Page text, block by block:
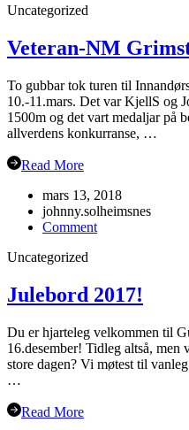
Uncategorized
Veteran-NM
To gubbar tok turen til
10.-11.mars. Det var KjellS og
1500m og det vart medaljar på
allverdens konkurranse, …
Read More
mars 13, 2018
johnny.solheimsnes
Commenton
Uncategorized
Julebord 2017!
Du er hjarteleg velkommen til
16.desember! Tidleg altså, men
store dagen? Vi møtest til
…
Read More